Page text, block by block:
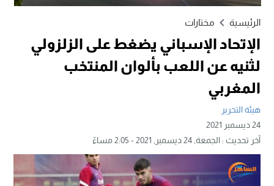
الرئيسية مختارات
الإتحاد الإسباني يضغط على الزلزولي
لثنيه عن اللعب بألوان المنتخب
المغربي
هيئة التحرير
24 ديسمبر 2021
آخر تحديث :الجمعة, 24 ديسمبر, 2021 - 2:05 مساءً